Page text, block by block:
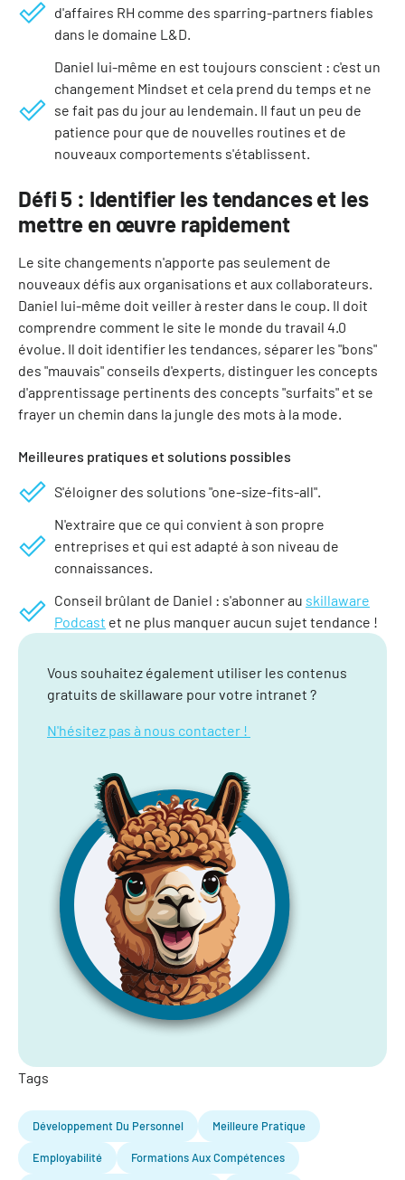
d'affaires RH comme des sparring-partners fiables
dans le domaine L&D.
Daniel lui-même en est toujours conscient : c'est un
changement Mindset et cela prend du temps et ne
se fait pas du jour au lendemain. Il faut un peu de
patience pour que de nouvelles routines et de
nouveaux comportements s'établissent.
Défi 5 : Identifier les tendances et les
mettre en œuvre rapidement
Le site changements n'apporte pas seulement de
nouveaux défis aux organisations et aux collaborateurs.
Daniel lui-même doit veiller à rester dans le coup. Il doit
comprendre comment le site le monde du travail 4.0
évolue. Il doit identifier les tendances, séparer les "bons"
des "mauvais" conseils d'experts, distinguer les concepts
d'apprentissage pertinents des concepts "surfaits" et se
frayer un chemin dans la jungle des mots à la mode.
Meilleures pratiques et solutions possibles
S'éloigner des solutions "one-size-fits-all".
N'extraire que ce qui convient à son propre
entreprises et qui est adapté à son niveau de
connaissances.
Conseil brûlant de Daniel : s'abonner au skillaware
Podcast et ne plus manquer aucun sujet tendance !
Vous souhaitez également utiliser les contenus
gratuits de skillaware pour votre intranet ?
N'hésitez pas à nous contacter !
Tags
Développement Du Personnel Meilleure Pratique
Employabilité Formations Aux Compétences